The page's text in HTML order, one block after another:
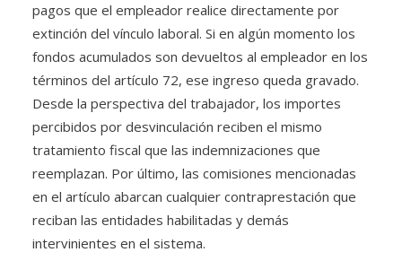
pagos que el empleador realice directamente por
extinción del vínculo laboral. Si en algún momento los
fondos acumulados son devueltos al empleador en los
términos del artículo 72, ese ingreso queda gravado.
Desde la perspectiva del trabajador, los importes
percibidos por desvinculación reciben el mismo
tratamiento fiscal que las indemnizaciones que
reemplazan. Por último, las comisiones mencionadas
en el artículo abarcan cualquier contraprestación que
reciban las entidades habilitadas y demás
intervinientes en el sistema.